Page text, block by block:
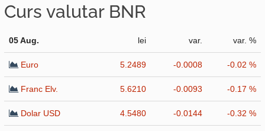
Curs valutar BNR
05 Aug. lei var. var. %
Euro 5.2489 -0.0008 -0.02 %
Franc Elv. 5.6210 -0.0093 -0.17 %
Dolar USD 4.5480 -0.0144 -0.32 %